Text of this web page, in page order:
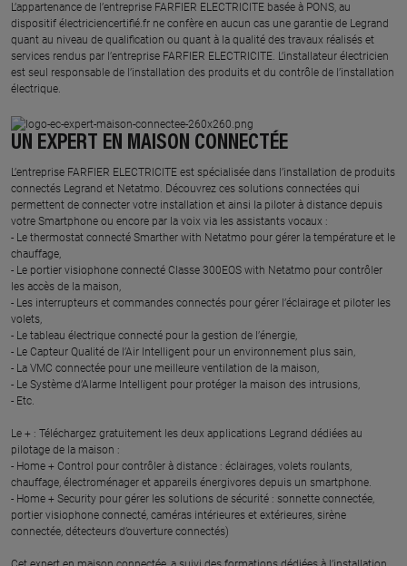
L’appartenance de l’entreprise FARFIER ELECTRICITE basée à PONS, au
dispositif électriciencertifié.fr ne confère en aucun cas une garantie de Legrand
quant au niveau de qualification ou quant à la qualité des travaux réalisés et
services rendus par l’entreprise FARFIER ELECTRICITE. L’installateur électricien
est seul responsable de l’installation des produits et du contrôle de l’installation
électrique.
UN EXPERT EN MAISON CONNECTÉE
L’entreprise FARFIER ELECTRICITE est spécialisée dans l’installation de produits
connectés Legrand et Netatmo. Découvrez ces solutions connectées qui
permettent de connecter votre installation et ainsi la piloter à distance depuis
votre Smartphone ou encore par la voix via les assistants vocaux :
- Le thermostat connecté Smarther with Netatmo pour gérer la température et le
chauffage,
- Le portier visiophone connecté Classe 300EOS with Netatmo pour contrôler
les accès de la maison,
- Les interrupteurs et commandes connectés pour gérer l’éclairage et piloter les
volets,
- Le tableau électrique connecté pour la gestion de l’énergie,
- Le Capteur Qualité de l’Air Intelligent pour un environnement plus sain,
- La VMC connectée pour une meilleure ventilation de la maison,
- Le Système d’Alarme Intelligent pour protéger la maison des intrusions,
- Etc.
Le + : Téléchargez gratuitement les deux applications Legrand dédiées au
pilotage de la maison :
- Home + Control pour contrôler à distance : éclairages, volets roulants,
chauffage, électroménager et appareils énergivores depuis un smartphone.
- Home + Security pour gérer les solutions de sécurité : sonnette connectée,
portier visiophone connecté, caméras intérieures et extérieures, sirène
connectée, détecteurs d’ouverture connectés)